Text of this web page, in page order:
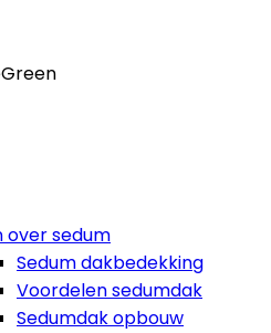
over sedum
Sedum dakbedekking
Voordelen sedumdak
Sedumdak opbouw